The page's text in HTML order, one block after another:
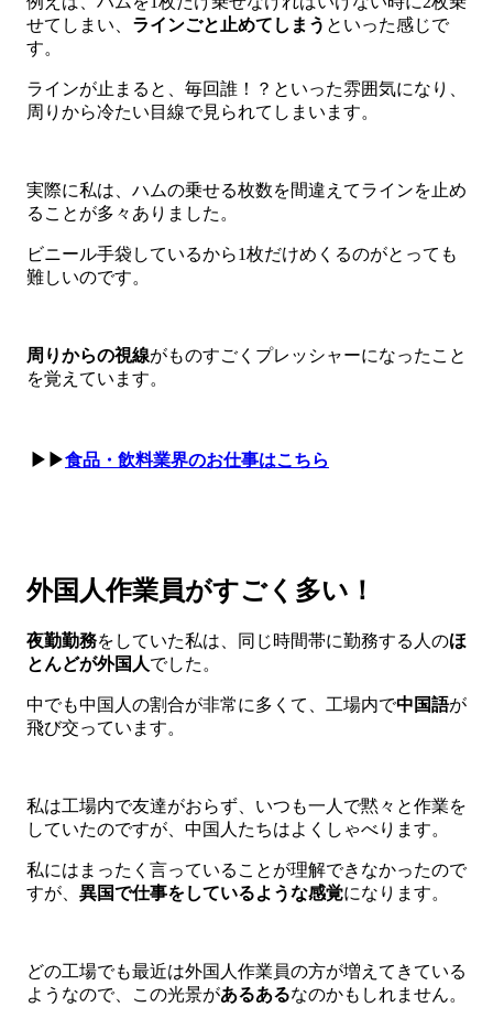
せてしまい、 ラインごと止めてしまう といった感じで
す。
ラインが止まると、毎回誰！？といった雰囲気になり、
周りから冷たい目線で見られてしまいます。
実際に私は、ハムの乗せる枚数を間違えてラインを止め
ることが多々ありました。
ビニール手袋しているから1枚だけめくるのがとっても
難しいのです。
周りからの視線がものすごくプレッシャーになったこと
を覚えています。
▶▶食品・飲料業界のお仕事はこちら
外国人作業員がすごく多い！
夜勤勤務をしていた私は、同じ時間帯に勤務する人のほ
とんどが外国人でした。
中でも中国人の割合が非常に多くて、工場内で中国語が
飛び交っています。
私は工場内で友達がおらず、いつも一人で黙々と作業を
していたのですが、中国人たちはよくしゃべります。
私にはまったく言っていることが理解できなかったので
すが、 異国で仕事をしているような感覚になります。
どの工場でも最近は外国人作業員の方が増えてきている
ようなので、この光景があるあるなのかもしれません。